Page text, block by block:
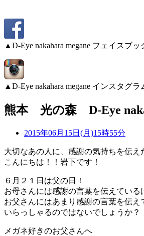
▲D-Eye nakahara megane フェイスブッ
▲D-Eye nakahara megane インスタグラ
熊本 光の森 D-Eye
2015年06月15日(月)15時55分
大切なあの人に、感謝の気持ちを伝え
こんにちは！！岩下です！
６月２１日は父の日！
お母さんには感謝の言葉を伝えている
お父さんにはあまり感謝の言葉を伝え
いらっしゃるのではないでしょうか？
メガネ好きのお父さんへ